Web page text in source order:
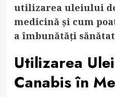
utilizarea uleiului
medicină și cum
a îmbunătăți
Utilizarea
Canabis în